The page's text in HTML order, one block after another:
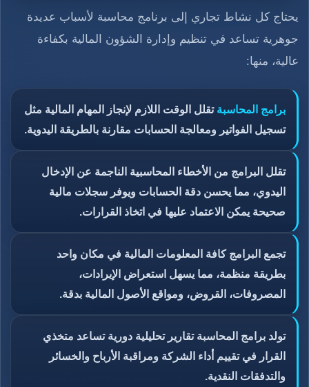
يحتاج كل نشاط تجاري إلى برنامج محاسبة لأسباب عديدة
جوهرية تساعد في تنظيم وإدارة الشؤون المالية بكفاءة
عالية، منها:
برامج المحاسبة تقلل الوقت اللازم لإنجاز المهام المالية مثل
تسجيل الفواتير ومعالجة الحسابات مقارنة بالطريقة اليدوية.
تقلل البرامج من الأخطاء المحاسبية الناجمة عن الإدخال
اليدوي، مما يحسن دقة الحسابات ويوفر سجلات مالية
صحيحة يمكن الاعتماد عليها في اتخاذ القرارات.
تجمع البرامج كافة المعلومات المالية في مكان واحد
بطريقة منظمة، مما يسهل استعراض الإيرادات،
المصروفات، القروض، ومواقع الأصول المالية بدقة.
تولد برامج المحاسبة تقارير تحليلية دورية تساعد متخذي
القرار في تقييم أداء الشركة ومراقبة الأرباح والخسائر
والتدفقات النقدية.